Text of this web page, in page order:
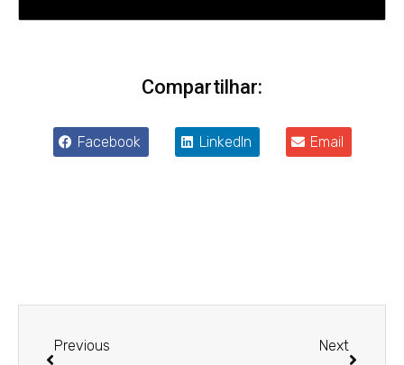
Compartilhar:
Facebook LinkedIn Email
Previous Next